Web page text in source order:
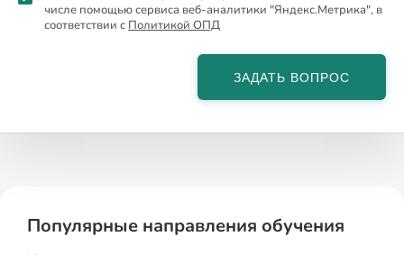
числе помощью сервиса веб-аналитики "Яндекс.Метрика", в
соответствии с Политикой ОПД
ЗАДАТЬ ВОПРОС
Популярные направления обучения